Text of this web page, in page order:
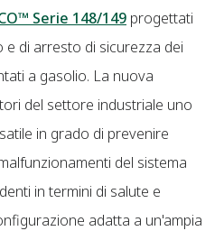
Serie 148/149 progettati
di arresto di sicurezza dei
a gasolio. La nuova
del settore industriale uno
in grado di prevenire
del sistema
in termini di salute e
adatta a un'ampia